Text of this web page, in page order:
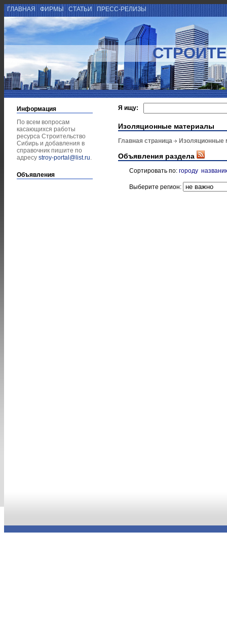
ГЛАВНАЯ ФИРМЫ СТАТЬИ ПРЕСС-РЕЛИЗЫ
Информация
По всем вопросам
касающихся работы
ресурса Строительство
Сибирь и добавления в
справочник пишите по
адресу stroy-portal@list.ru.
Объявления
Я ищу:
Изоляционные материалы
Главная страница Изоляционные
Объявления раздела
Сортировать по: городу
Выберите регион: